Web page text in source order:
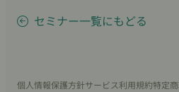
セミナー一覧にもどる
個人情報保護方針サービス利用規約特定